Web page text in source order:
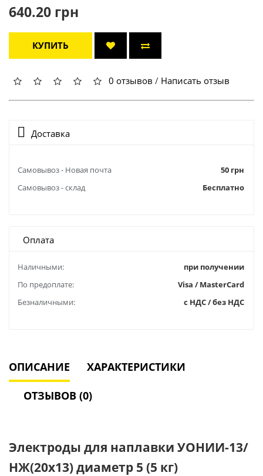
640.20 грн
КУПИТЬ
0 отзывов / Написать отзыв
Доставка
Самовывоз - Новая почта
50 грн
Самовывоз - склад
Бесплатно
Оплата
Наличными:
при получении
По предоплате:
Visa / MasterCard
Безналичными:
с НДС / без НДС
ОПИСАНИЕ ХАРАКТЕРИСТИКИ
ОТЗЫВОВ (0)
Электроды для наплавки УОНИИ-13/
НЖ(20х13) диаметр 5 (5 кг)